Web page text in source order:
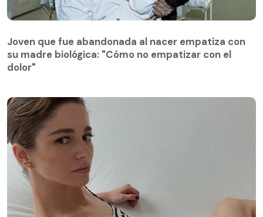
su madre biológica: "Cómo no empatizar con el
dolor"
Joven que fue abandonada al nacer empatiza con
su madre biológica: "Cómo no empatizar con el
dolor"